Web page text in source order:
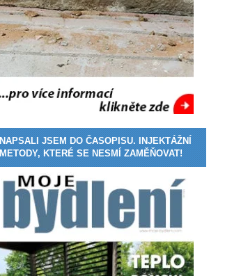
NAPSALI JSEM DO ČASOPISU. INJEKTÁŽNÍ
METODY, KTERÉ SE NESMÍ ZAMĚŇOVAT!